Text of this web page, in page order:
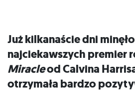
Już kilkanaście dni
najciekawszych premier
Miracleod Calvina
otrzymała bardzo